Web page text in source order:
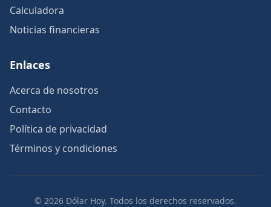
Calculadora
Noticias financieras
Enlaces
Acerca de nosotros
Contacto
Política de privacidad
Términos y condiciones
© 2026 Dólar Hoy. Todos los derechos reservados.